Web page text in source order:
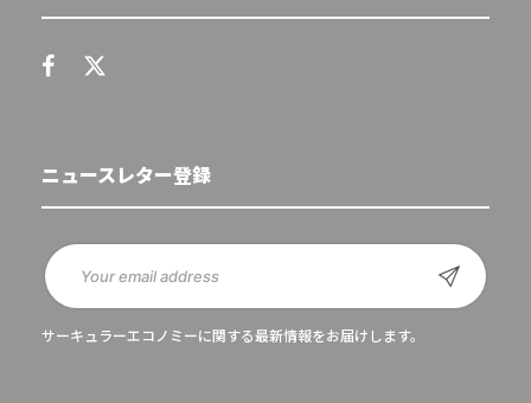
ニュースレター登録
サーキュラーエコノミーに関する最新情報をお届けします。